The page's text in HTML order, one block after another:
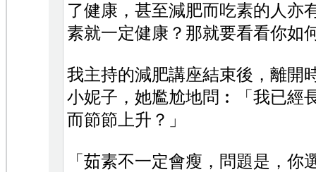
了健康，甚至減肥而吃素的人亦
素就一定健康？那就要看看你如
我主持的減肥講座結束後，離開
小妮子，她尷尬地問︰「我已經
而節節上升？」
「茹素不一定會瘦，問題是，你